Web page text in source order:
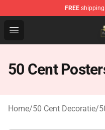
FREE
Open menu
50 Cent Shop -
50 Cent
Home/50 Cent Decoratie/